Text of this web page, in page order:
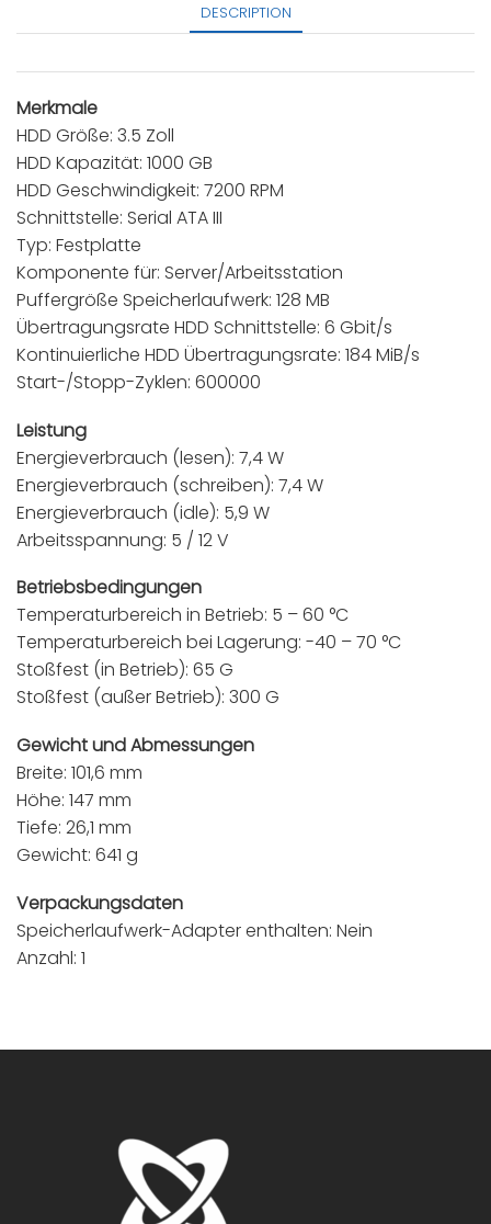
DESCRIPTION
Merkmale
HDD Größe: 3.5 Zoll
HDD Kapazität: 1000 GB
HDD Geschwindigkeit: 7200 RPM
Schnittstelle: Serial ATA III
Typ: Festplatte
Komponente für: Server/Arbeitsstation
Puffergröße Speicherlaufwerk: 128 MB
Übertragungsrate HDD Schnittstelle: 6 Gbit/s
Kontinuierliche HDD Übertragungsrate: 184 MiB/s
Start-/Stopp-Zyklen: 600000
Leistung
Energieverbrauch (lesen): 7,4 W
Energieverbrauch (schreiben): 7,4 W
Energieverbrauch (idle): 5,9 W
Arbeitsspannung: 5 / 12 V
Betriebsbedingungen
Temperaturbereich in Betrieb: 5 – 60 °C
Temperaturbereich bei Lagerung: -40 – 70 °C
Stoßfest (in Betrieb): 65 G
Stoßfest (außer Betrieb): 300 G
Gewicht und Abmessungen
Breite: 101,6 mm
Höhe: 147 mm
Tiefe: 26,1 mm
Gewicht: 641 g
Verpackungsdaten
Speicherlaufwerk-Adapter enthalten: Nein
Anzahl: 1